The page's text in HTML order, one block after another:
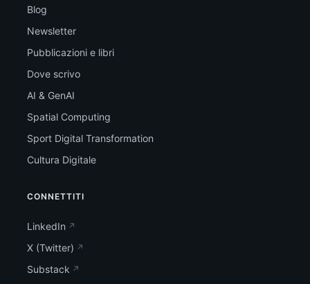
Blog
Newsletter
Pubblicazioni e libri
Dove scrivo
AI & GenAI
Spatial Computing
Sport Digital Transformation
Cultura Digitale
CONNETTITI
LinkedIn
X (Twitter)
Substack